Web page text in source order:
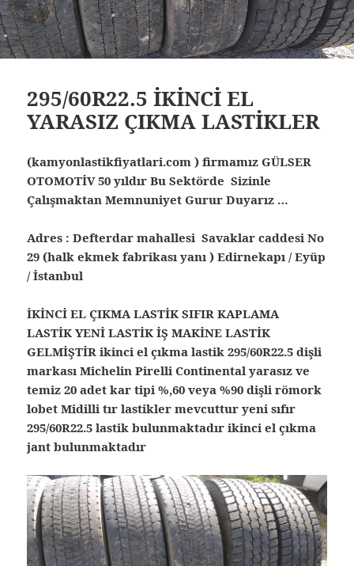
295/60R22.5 İKİNCİ EL
YARASIZ ÇIKMA LASTİKLER
(kamyonlastikfiyatlari.com ) firmamız GÜLSER
OTOMOTİV 50 yıldır Bu Sektörde Sizinle
Çalışmaktan Memnuniyet Gurur Duyarız …
Adres : Defterdar mahallesi Savaklar caddesi No
29 (halk ekmek fabrikası yanı ) Edirnekapı / Eyüp
/ İstanbul
İKİNCİ EL ÇIKMA LASTİK SIFIR KAPLAMA
LASTİK YENİ LASTİK İŞ MAKİNE LASTİK
GELMİŞTİR ikinci el çıkma lastik 295/60R22.5 dişli
markası Michelin Pirelli Continental yarasız ve
temiz 20 adet kar tipi %,60 veya %90 dişli römork
lobet Midilli tır lastikler mevcuttur yeni sıfır
295/60R22.5 lastik bulunmaktadır ikinci el çıkma
jant bulunmaktadır